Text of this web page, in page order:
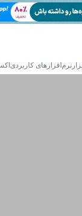
نرم‌افزارهای کاربردی